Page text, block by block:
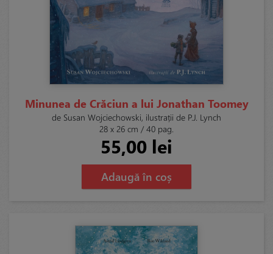
Minunea de Crăciun a lui Jonathan Toomey
de Susan Wojciechowski, ilustrații de P.J. Lynch
28 x 26 cm / 40 pag.
55,00 lei
Adaugă în coș